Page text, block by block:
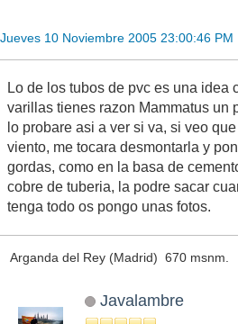
Jueves 10 Noviembre 2005 23:00:46 PM
Lo de los tubos de pvc es una idea
varillas tienes razon Mammatus un
lo probare asi a ver si va, si veo
viento, me tocara desmontarla y
gordas, como en la basa de
cobre de tuberia, la podre sacar
tenga todo os pongo unas fotos.
Arganda del Rey (Madrid) 670 msnm.
Javalambre